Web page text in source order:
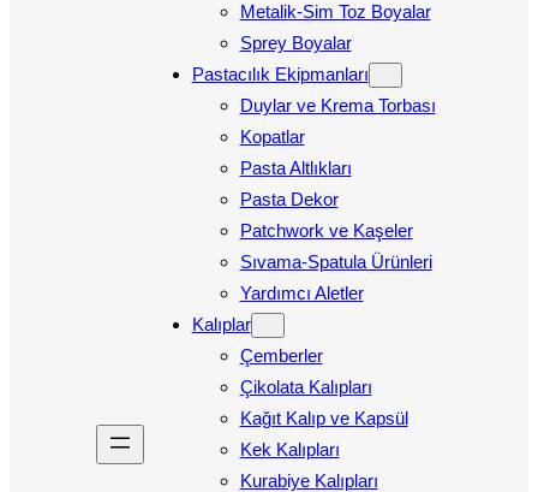
Metalik-Sim Toz Boyalar
Sprey Boyalar
Pastacılık Ekipmanları
Duylar ve Krema Torbası
Kopatlar
Pasta Altlıkları
Pasta Dekor
Patchwork ve Kaşeler
Sıvama-Spatula Ürünleri
Yardımcı Aletler
Kalıplar
Çemberler
Çikolata Kalıpları
Kağıt Kalıp ve Kapsül
Kek Kalıpları
Kurabiye Kalıpları